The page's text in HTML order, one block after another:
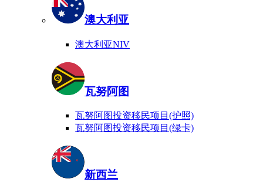
澳大利亚
澳大利亚NIV
瓦努阿图
瓦努阿图投资移民项目(护照)
瓦努阿图投资移民项目(绿卡)
新西兰